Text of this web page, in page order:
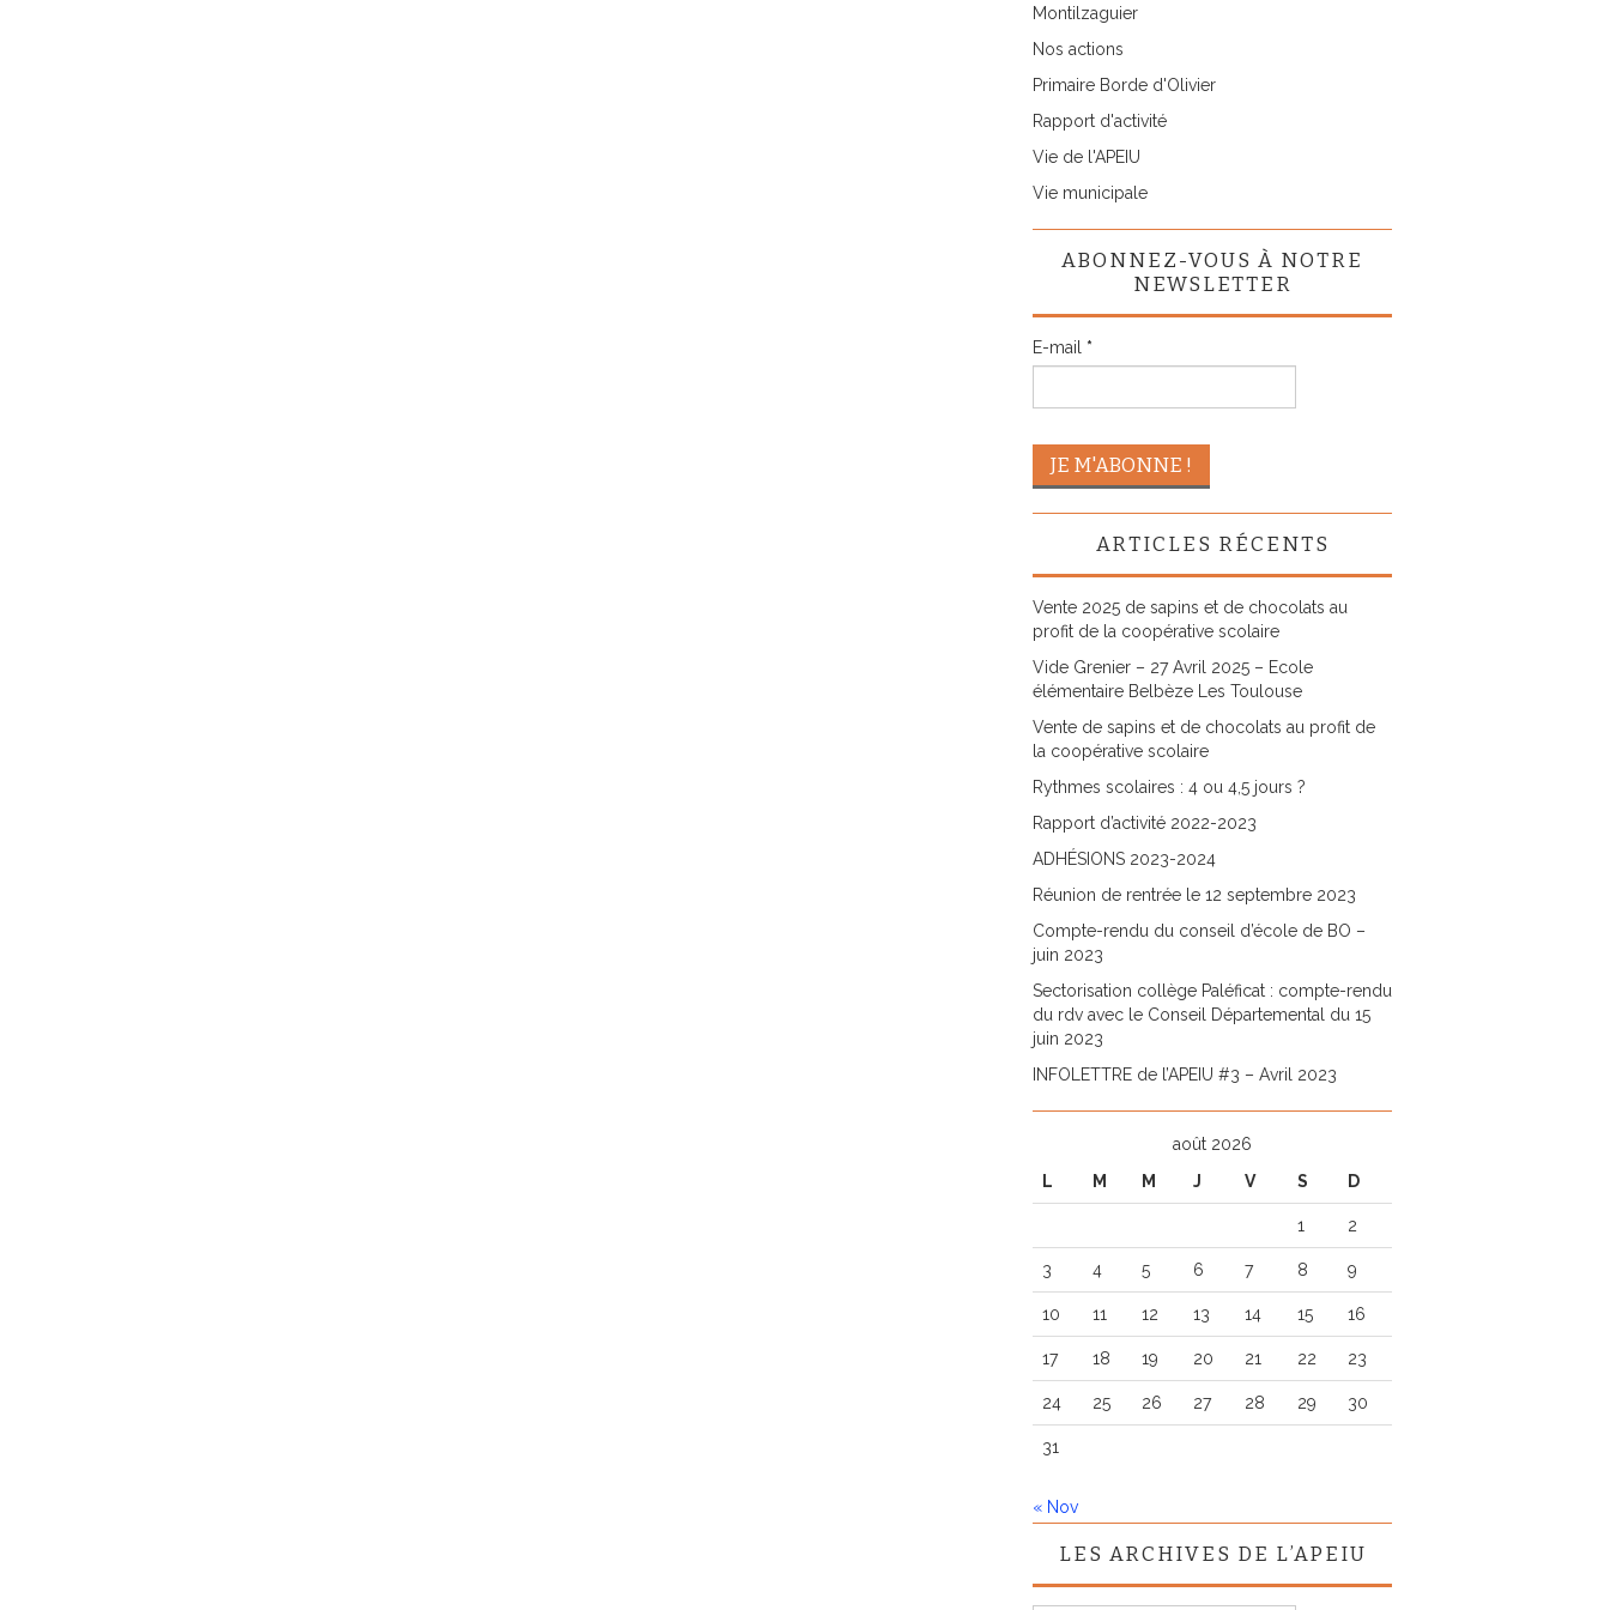
Montilzaguier
Nos actions
Primaire Borde d'Olivier
Rapport d'activité
Vie de l'APEIU
Vie municipale
ABONNEZ-VOUS À NOTRE
NEWSLETTER
E-mail *
ARTICLES RÉCENTS
Vente 2025 de sapins et de chocolats au
profit de la coopérative scolaire
Vide Grenier – 27 Avril 2025 – Ecole
élémentaire Belbèze Les Toulouse
Vente de sapins et de chocolats au profit de
la coopérative scolaire
Rythmes scolaires : 4 ou 4,5 jours ?
Rapport d’activité 2022-2023
ADHÉSIONS 2023-2024
Réunion de rentrée le 12 septembre 2023
Compte-rendu du conseil d’école de BO –
juin 2023
Sectorisation collège Paléficat : compte-rendu
du rdv avec le Conseil Départemental du 15
juin 2023
INFOLETTRE de l’APEIU #3 – Avril 2023
août 2026
L
M M J V S D
1 2
3 4 5 6 7 8 9
10 11 12 13 14 15 16
17 18 19 20 21 22 23
24 25 26 27 28 29 30
31
« Nov
LES ARCHIVES DE L’APEIU